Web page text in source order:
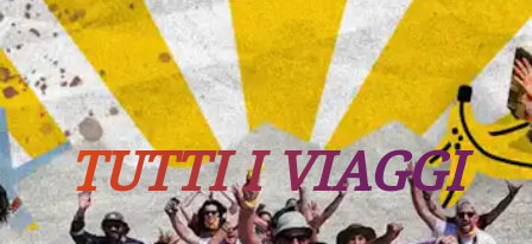
Tutti i viaggi Prossime partenze
TUTTI I VIAGGI